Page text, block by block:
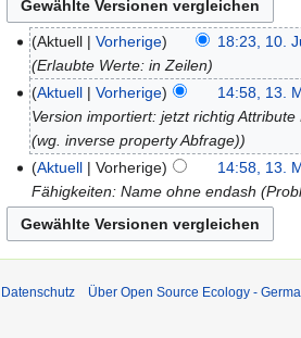
Aktuell Vorherige
18:23, 10.
Erlaubte Werte: in Zeilen
Aktuell
Vorherige
14:58, 13.
Version importiert: jetzt richtig
(wg. inverse property Abfrage)
Aktuell
Vorherige
14:58, 13.
Fähigkeiten: Name ohne endash
Datenschutz Über Open Source Ecology -